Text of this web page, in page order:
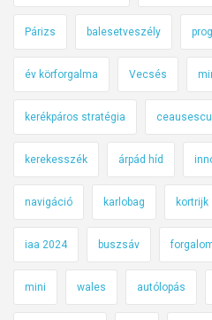
Párizs balesetveszély
év körforgalma Vecsés
kerékpáros stratégia ceausescu
kerekesszék árpád híd
navigáció karlobag kortrijk
iaa 2024 buszsáv
mini wales autólopás